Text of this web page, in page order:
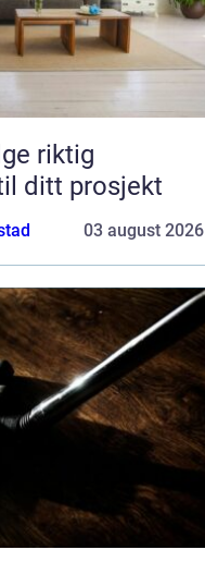
riktig
ditt prosjekt
03 august 2026